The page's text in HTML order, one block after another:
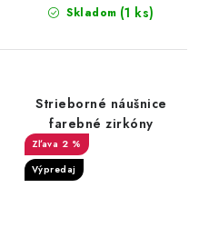
Skladom (1 ks)
Strieborné náušnice
farebné zirkóny
2 %
Výpredaj